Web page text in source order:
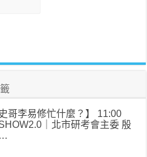
哥李易修忙什麼？】 11:00
｜北市研考會主委 殷